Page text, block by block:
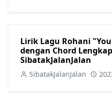
Lirik Lagu Rohani
dengan Chord
SibatakJalanJalan
SibatakJalanJalan